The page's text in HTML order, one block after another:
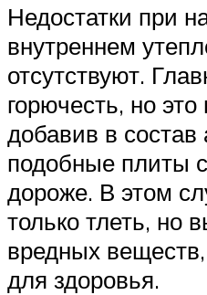
Недостатки при
внутреннем
отсутствуют.
горючесть, но
добавив в
подобные плиты
дороже. В этом
только тлеть, но
вредных
для здоровья.